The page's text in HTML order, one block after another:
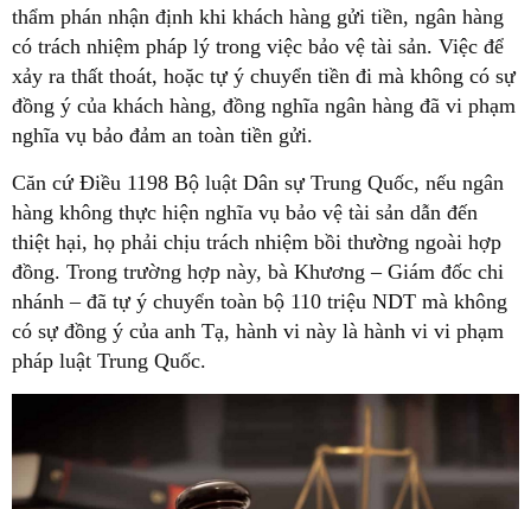
thẩm phán nhận định khi khách hàng gửi tiền, ngân hàng
có trách nhiệm pháp lý trong việc bảo vệ tài sản. Việc để
xảy ra thất thoát, hoặc tự ý chuyển tiền đi mà không có sự
đồng ý của khách hàng, đồng nghĩa ngân hàng đã vi phạm
nghĩa vụ bảo đảm an toàn tiền gửi.
Căn cứ Điều 1198 Bộ luật Dân sự Trung Quốc, nếu ngân
hàng không thực hiện nghĩa vụ bảo vệ tài sản dẫn đến
thiệt hại, họ phải chịu trách nhiệm bồi thường ngoài hợp
đồng. Trong trường hợp này, bà Khương – Giám đốc chi
nhánh – đã tự ý chuyển toàn bộ 110 triệu NDT mà không
có sự đồng ý của anh Tạ, hành vi này là hành vi vi phạm
pháp luật Trung Quốc.